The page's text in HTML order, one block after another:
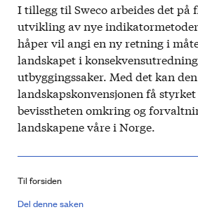
I tillegg til Sweco arbeides det på
utvikling av nye
håper vil angi en ny retning i
landskapet i
utbyggingssaker. Med det kan
landskapskonvensjonen få
bevisstheten omkring og
landskapene våre i Norge.
Til forsiden
Del denne saken